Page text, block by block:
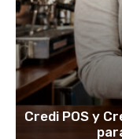
Credi POS y